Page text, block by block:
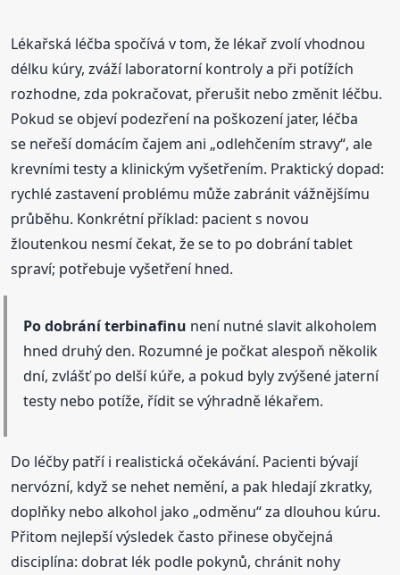
Lékařská léčba spočívá v tom, že lékař zvolí vhodnou
délku kúry, zváží laboratorní kontroly a při potížích
rozhodne, zda pokračovat, přerušit nebo změnit léčbu.
Pokud se objeví podezření na poškození jater, léčba
se neřeší domácím čajem ani „odlehčením stravy“, ale
krevními testy a klinickým vyšetřením. Praktický dopad:
rychlé zastavení problému může zabránit vážnějšímu
průběhu. Konkrétní příklad: pacient s novou
žloutenkou nesmí čekat, že se to po dobrání tablet
spraví; potřebuje vyšetření hned.
Po dobrání terbinafinu není nutné slavit alkoholem
hned druhý den. Rozumné je počkat alespoň několik
dní, zvlášť po delší kúře, a pokud byly zvýšené jaterní
testy nebo potíže, řídit se výhradně lékařem.
Do léčby patří i realistická očekávání. Pacienti bývají
nervózní, když se nehet nemění, a pak hledají zkratky,
doplňky nebo alkohol jako „odměnu“ za dlouhou kúru.
Přitom nejlepší výsledek často přinese obyčejná
disciplína: dobrat lék podle pokynů, chránit nohy